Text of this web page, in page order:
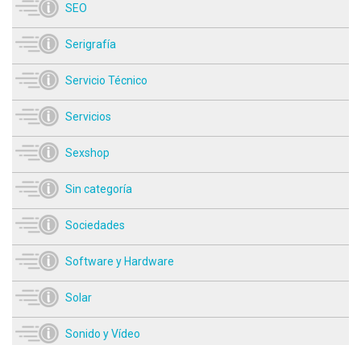
SEO
Serigrafía
Servicio Técnico
Servicios
Sexshop
Sin categoría
Sociedades
Software y Hardware
Solar
Sonido y Vídeo